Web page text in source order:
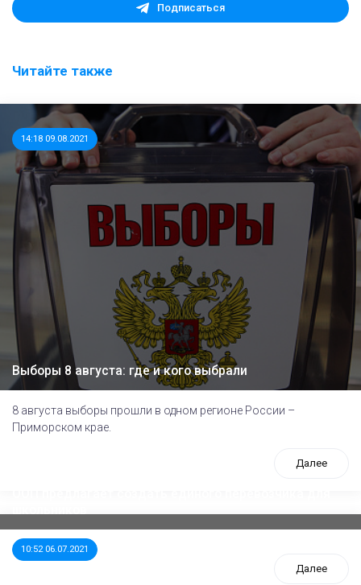
Подписаться
Читайте также
14:18 09.08.2021
Выборы 8 августа: где и кого выбрали
8 августа выборы прошли в одном регионе России –
Приморском крае.
Далее
10:52 06.07.2021
Далее